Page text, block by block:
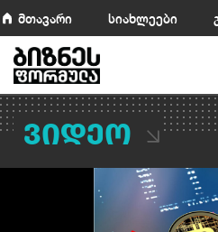
მთავარი სიახლეები
ვიდეო